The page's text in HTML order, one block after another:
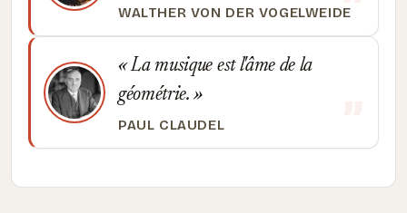
WALTHER VON DER VOGELWEIDE
La musique est l'âme de la
géométrie.
PAUL CLAUDEL